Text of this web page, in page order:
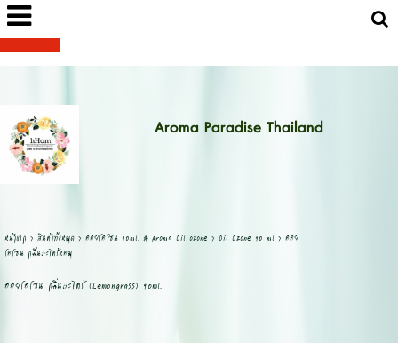
Aroma Paradise Thailand
หน้าแรก > สินค้าทั้งหมด> ออยโอโซน 90ml. # Aroma Oil ozone > Oil Ozone 90 ml > ออย
โอโซน กลิ่นตะไคร้หอม
ออยโอโซน กลิ่นตะไคร้ (Lemongrass) 90ml.